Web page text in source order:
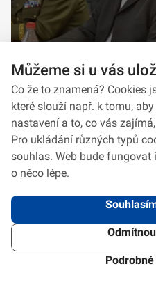
2026 © VeV-VA Vyškov • Informace
Design
Můžeme si u vás
Co že to znamená? Cookies
které slouží např. k tomu,
nastavení a to, co vás
Pro ukládání různých typů
souhlas. Web bude fungovat
o něco lépe.